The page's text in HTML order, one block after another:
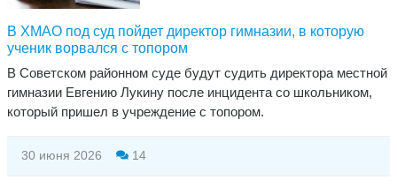
В ХМАО под суд пойдет директор гимназии, в которую
ученик ворвался с топором
В Советском районном суде будут судить директора местной
гимназии Евгению Лукину после инцидента со школьником,
который пришел в учреждение с топором.
30 июня 2026 14